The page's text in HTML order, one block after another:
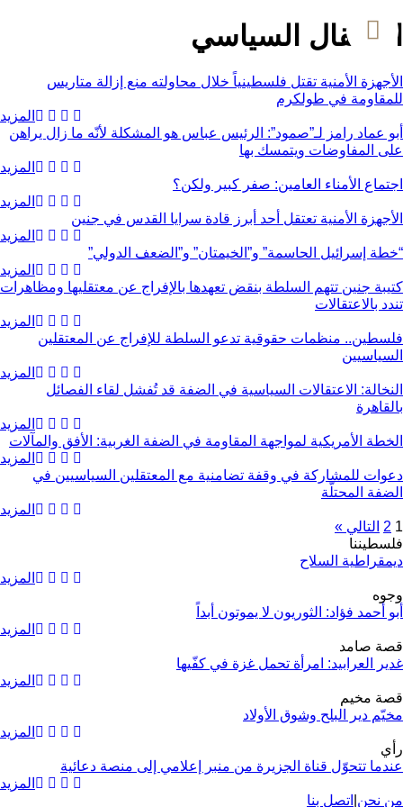
الاعتقال السياسي
الأجهزة الأمنية تقتل فلسطينياً خلال محاولته منع إزالة متاريس
للمقاومة في طولكرم
المزيد
أبو عماد رامز لـ”صمود”: الرئيس عباس هو المشكلة لأنّه ما زال يراهن
على المفاوضات ويتمسك بها
المزيد
اجتماع الأمناء العامين: صفر كبير ولكن؟
المزيد
الأجهزة الأمنية تعتقل أحد أبرز قادة سرايا القدس في جنين
المزيد
“خطة إسرائيل الحاسمة” و”الخيمتان” و”الضعف الدولي”
المزيد
كتيبة جنين تتهم السلطة بنقض تعهدها بالإفراج عن معتقليها ومظاهرات
تندد بالاعتقالات
المزيد
فلسطين.. منظمات حقوقية تدعو السلطة للإفراج عن المعتقلين
السياسيين
المزيد
النخالة: الاعتقالات السياسية في الضفة قد تُفشل لقاء الفصائل
بالقاهرة
المزيد
الخطة الأمريكية لمواجهة المقاومة في الضفة الغربية: الأفق والمآلات
المزيد
دعوات للمشاركة في وقفة تضامنية مع المعتقلين السياسيين في
الضفة المحتلّة
المزيد
1
2 التالي »
فلسطيننا
ديمقراطية السلاح
المزيد
وجوه
أبو أحمد فؤاد: الثوريون لا يموتون أبداً
المزيد
قصة صامد
غدير العرابيد: امرأة تحمل غزة في كفّيها
المزيد
قصة مخيم
مخيّم دير البلح وشوق الأولاد
المزيد
رأي
عندما تتحوّل قناة الجزيرة من منبر إعلامي إلى منصة دعائية
المزيد
من نحن اتصل بنا